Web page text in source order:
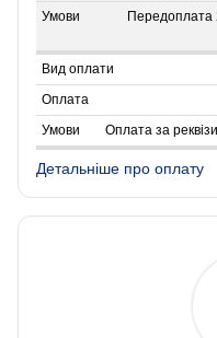
Передоплата
Оплата за
Детальніше про оплату